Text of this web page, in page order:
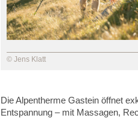
© Jens Klatt
Die Alpentherme Gastein öffnet
Entspannung – mit Massagen,